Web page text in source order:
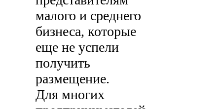
малого и среднего
бизнеса, которые
еще не успели
получить
размещение.
Для многих